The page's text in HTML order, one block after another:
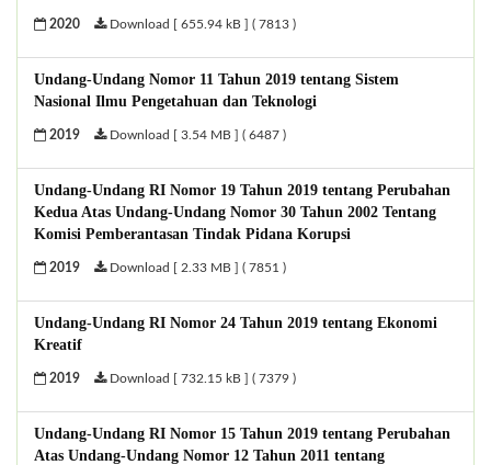
2020 Download [ 655.94 kB ] ( 7813 )
Undang-Undang Nomor 11 Tahun 2019 tentang Sistem
Nasional Ilmu Pengetahuan dan Teknologi
2019 Download [ 3.54 MB ] ( 6487 )
Undang-Undang RI Nomor 19 Tahun 2019 tentang Perubahan
Kedua Atas Undang-Undang Nomor 30 Tahun 2002 Tentang
Komisi Pemberantasan Tindak Pidana Korupsi
2019 Download [ 2.33 MB ] ( 7851 )
Undang-Undang RI Nomor 24 Tahun 2019 tentang Ekonomi
Kreatif
2019 Download [ 732.15 kB ] ( 7379 )
Undang-Undang RI Nomor 15 Tahun 2019 tentang Perubahan
Atas Undang-Undang Nomor 12 Tahun 2011 tentang